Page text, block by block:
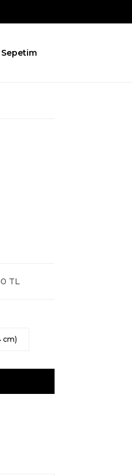
Sepetim
TL
cm)